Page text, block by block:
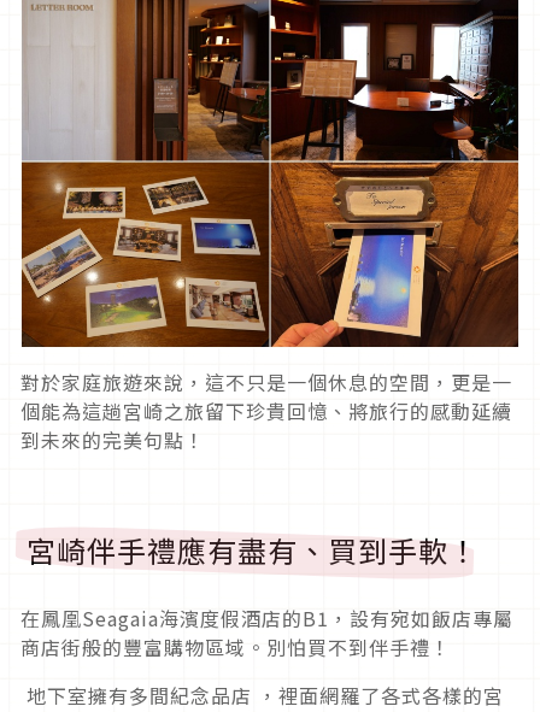
對於家庭旅遊來說，這不只是一個休息的空間，更是一
個能為這趟宮崎之旅留下珍貴回憶、將旅行的感動延續
到未來的完美句點！
宮崎伴手禮應有盡有、買到手軟！
在鳳凰Seagaia海濱度假酒店的B1，設有宛如飯店專屬
商店街般的豐富購物區域。別怕買不到伴手禮！
地下室擁有多間紀念品店 ，裡面網羅了各式各樣的宮